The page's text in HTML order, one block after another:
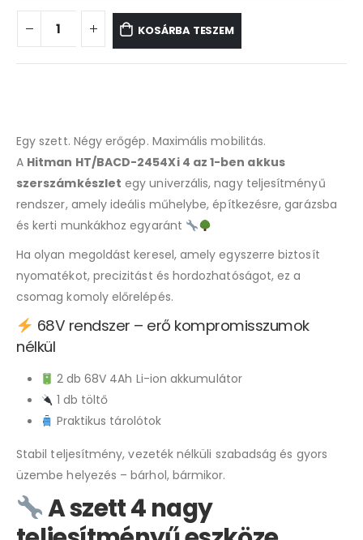
KOSÁRBA TESZEM
Egy szett. Négy erőgép. Maximális mobilitás.
A Hitman HT/BACD-2454Xi 4 az 1-ben akkus
szerszámkészlet egy univerzális, nagy teljesítményű
rendszer, amely ideális műhelybe, építkezésre, garázsba
és kerti munkákhoz egyaránt
Ha olyan megoldást keresel, amely egyszerre biztosít
nyomatékot, precizitást és hordozhatóságot, ez a
csomag komoly előrelépés.
68V rendszer – erő kompromisszumok
nélkül
2 db 68V 4Ah Li-ion akkumulátor
1 db töltő
Praktikus tárolótok
Stabil teljesítmény, vezeték nélküli szabadság és gyors
üzembe helyezés – bárhol, bármikor.
A szett 4 nagy